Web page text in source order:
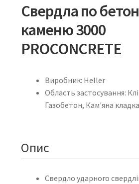
Свердла по
каменю 3000
PROCONCRETE
Виробник: Heller
Область застосування:
Газобетон, Кам'яна
Опис
Свердло ударного